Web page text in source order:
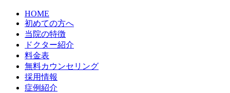
HOME
初めての方へ
当院の特徴
ドクター紹介
料金表
無料カウンセリング
採用情報
症例紹介